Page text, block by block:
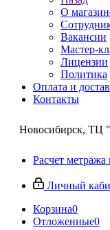
О
Вакансии
Мастер-
Лицензии
Политика
Оплата и
Контакты
Новосибирск, ТЦ
Расчет
Личный
Корзина0
Отложенные0